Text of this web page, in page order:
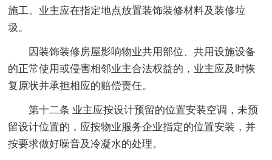
施工。业主应在指定地点放置装饰装修材料及装修垃
圾。
因装饰装修房屋影响物业共用部位、共用设施设备
的正常使用或侵害相邻业主合法权益的，业主应及时恢
复原状并承担相应的赔偿责任。
第十二条 业主应按设计预留的位置安装空调，未预
留设计位置的，应按物业服务企业指定的位置安装，并
按要求做好噪音及冷凝水的处理。